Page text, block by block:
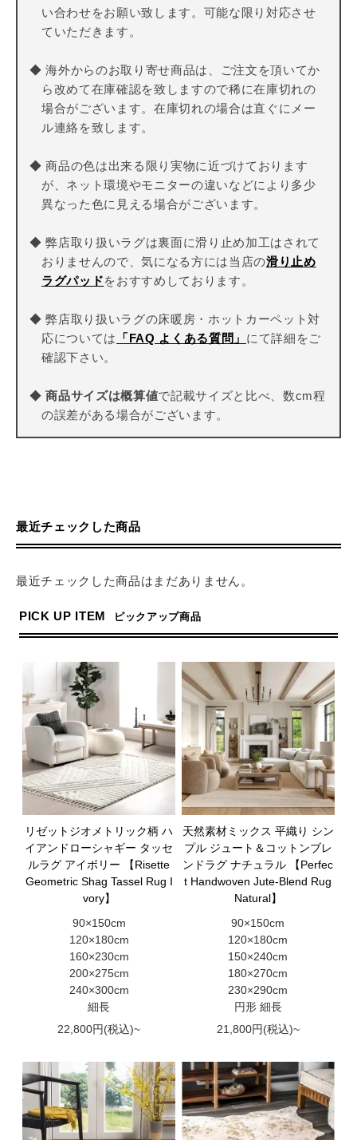
い合わせをお願い致します。可能な限り対応させ
ていただきます。
◆ 海外からのお取り寄せ商品は、ご注文を頂いてか
ら改めて在庫確認を致しますので稀に在庫切れの
場合がございます。在庫切れの場合は直ぐにメー
ル連絡を致します。
◆ 商品の色は出来る限り実物に近づけております
が、ネット環境やモニターの違いなどにより多少
異なった色に見える場合がございます。
◆ 弊店取り扱いラグは裏面に滑り止め加工はされて
おりませんので、気になる方には当店の滑り止め
ラグパッドをおすすめしております。
◆ 弊店取り扱いラグの床暖房・ホットカーペット対
応については
「FAQ よくある質問」 にて詳細をご
確認下さい。
◆商品サイズは概算値で記載サイズと比べ、数cm程
の誤差がある場合がございます。
最近チェックした商品
最近チェックした商品はまだありません。
PICK UP ITEM ピックアップ商品
リゼットジオメトリック柄 ハ
イアンドローシャギー タッセ
ルラグ アイボリー 【Risette
Geometric Shag Tassel Rug I
vory】
90×150cm
120×180cm
160×230cm
200×275cm
240×300cm
細長
22,800円(税込)~
天然素材ミックス 平織り シン
プル ジュート＆コットンブレ
ンドラグ ナチュラル 【Perfec
t Handwoven Jute-Blend Rug
Natural】
90×150cm
120×180cm
150×240cm
180×270cm
230×290cm
円形 細長
21,800円(税込)~